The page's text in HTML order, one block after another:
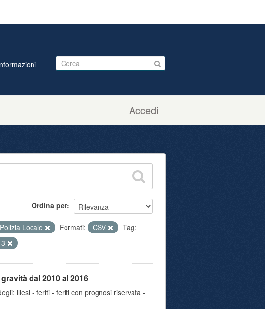
Accedi
Ordina per
Locale Formati: CSV
Tag:
dal 2010 al 2016
illesi - feriti - feriti con prognosi riservata -